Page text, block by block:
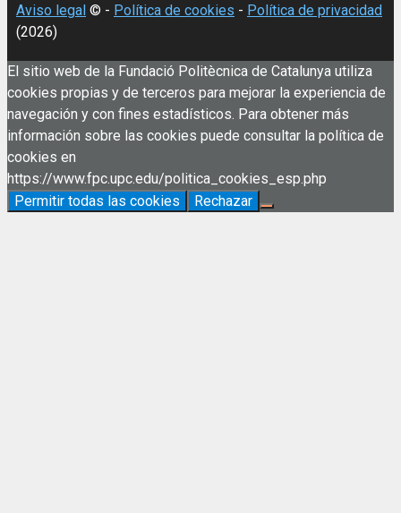
Aviso legal © - Política de cookies - Política de privacidad
(2026)
El sitio web de la Fundació Politècnica de Catalunya utiliza
cookies propias y de terceros para mejorar la experiencia de
navegación y con fines estadísticos. Para obtener más
información sobre las cookies puede consultar la política de
cookies en
https://www.fpc.upc.edu/politica_cookies_esp.php
Permitir todas las cookies
Rechazar